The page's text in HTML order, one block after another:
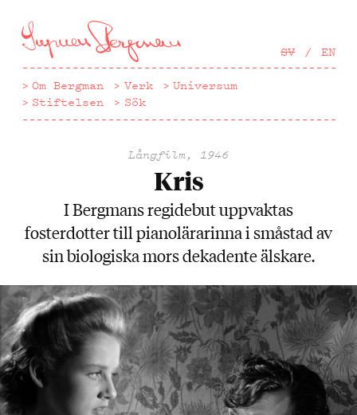
till
huvudinnehåll
SV EN
Om Bergman Verk
Universum
Stiftelsen
Sök
Långfilm, 1946
Kris
I Bergmans regidebut uppvaktas
fosterdotter till pianolärarinna i småstad av
sin biologiska mors dekadente älskare.